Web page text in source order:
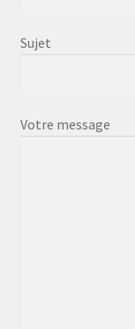
Sujet
Votre message